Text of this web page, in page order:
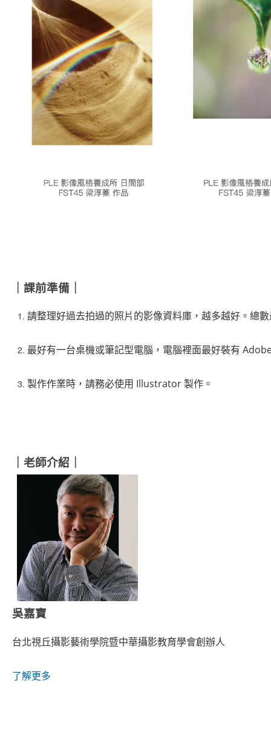
｜課前準備｜
請整理好過去拍過的照片的影像資料庫，越多越好。總
最好有一台桌機或筆記型電腦，電腦裡面最好裝有
製作作業時，請務必使用 Illustrator 製作。
｜老師介紹｜
吳嘉寶
台北視丘攝影藝術學院暨中華攝影教育學會創辦人
了解更多